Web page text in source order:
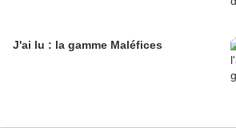
J'ai lu : la gamme Maléfices